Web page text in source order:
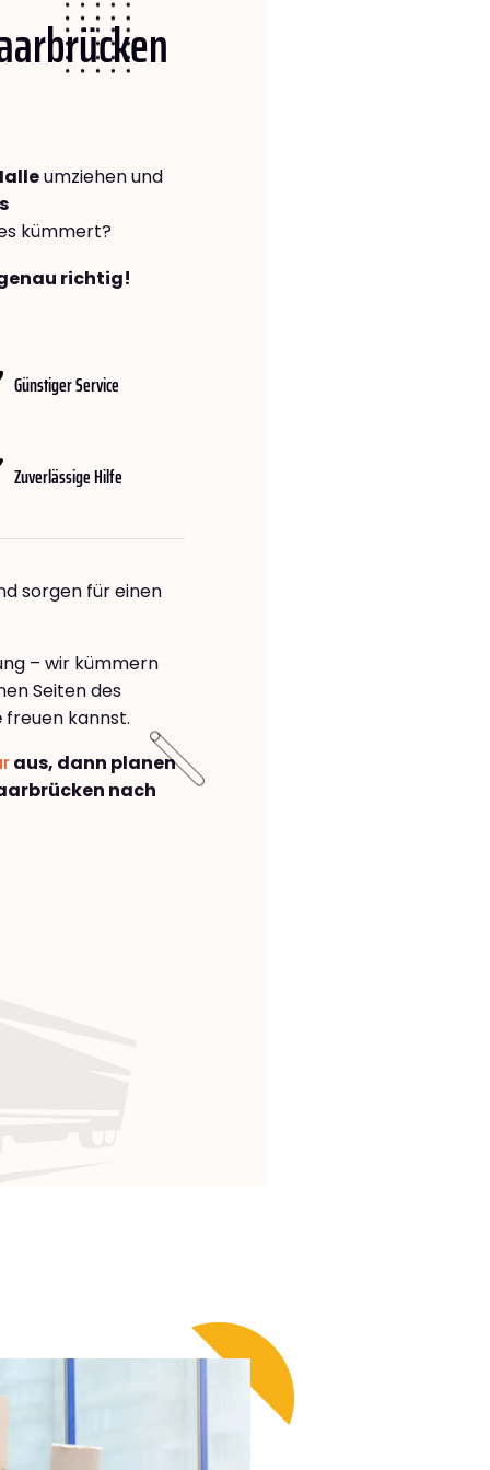
umziehen und
kümmert?
richtig!
Günstiger Service
Zuverlässige Hilfe
sorgen für einen
– wir kümmern
Seiten des
freuen kannst.
aus, dann planen
nach